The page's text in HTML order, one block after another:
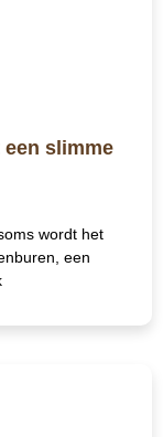
slimme
wordt het
een